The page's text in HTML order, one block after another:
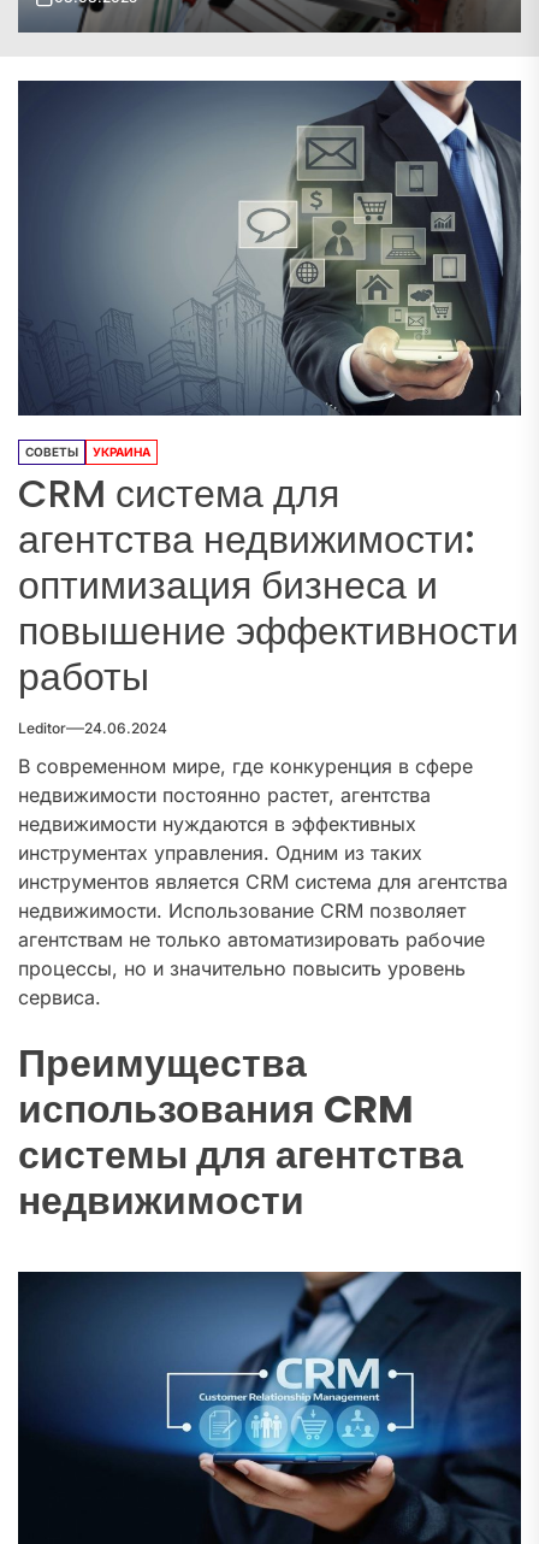
СОВЕТЫ УКРАИНА
CRM система для
агентства недвижимости:
оптимизация бизнеса и
повышение эффективности
работы
Leditor 24.06.2024
В современном мире, где конкуренция в сфере
недвижимости постоянно растет, агентства
недвижимости нуждаются в эффективных
инструментах управления. Одним из таких
инструментов является CRM система для агентства
недвижимости. Использование CRM позволяет
агентствам не только автоматизировать рабочие
процессы, но и значительно повысить уровень
сервиса.
Преимущества
использования CRM
системы для агентства
недвижимости